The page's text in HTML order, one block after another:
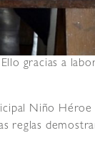
gracias a
Niño Héroe
reglas